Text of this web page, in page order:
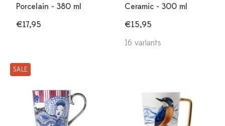
Porcelain - 380 ml
€17,95
Ceramic - 300 ml
€15,95
16 variants
SALE